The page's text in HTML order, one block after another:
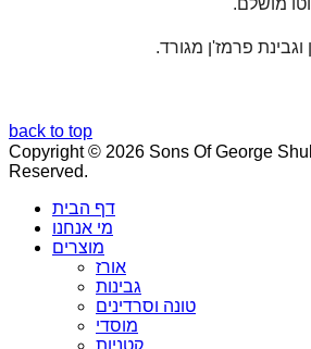
וגבינת פרמז'ן מגורד.
back to top
Copyright © 2026 Sons Of George
Reserved.
דף הבית
מי אנחנו
מוצרים
אורז
גבינות
טונה וסרדינים
מוסדי
קטניות